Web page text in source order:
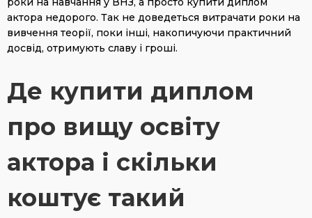
актора недорого. Так не доведеться витрачати роки на
вивчення теорії, поки інші, накопичуючи практичний
досвід, отримують славу і гроші.
Де купити диплом
про вищу освіту
актора і скільки
коштує такий